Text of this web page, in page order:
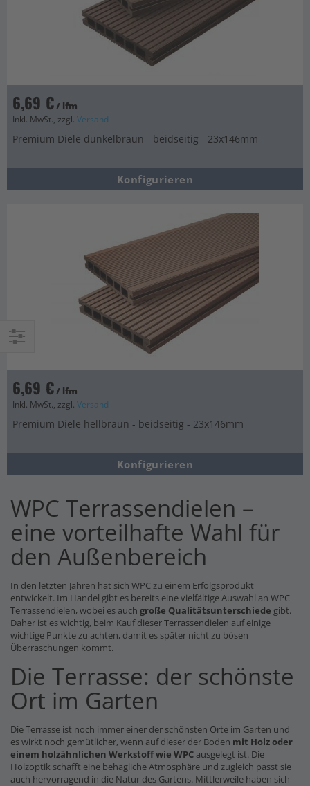
6,69 €/ lfm
Inkl. MwSt., zzgl. Versand
Premium Diele dunkelbraun - beidseitig - 23x146mm
Konfigurieren
6,69 €/ lfm
Inkl. MwSt., zzgl. Versand
Premium Diele hellbraun - beidseitig - 23x146mm
Konfigurieren
WPC Terrassendielen –
eine vorteilhafte Wahl für
den Außenbereich
In den letzten Jahren hat sich WPC zu einem Erfolgsprodukt
entwickelt. Im Handel gibt es bereits eine vielfältige Auswahl an WPC
Terrassendielen, wobei es auch große Qualitätsunterschiede gibt.
Daher ist es wichtig, beim Kauf dieser Terrassendielen auf einige
wichtige Punkte zu achten, damit es später nicht zu bösen
Überraschungen kommt.
Die Terrasse: der schönste
Ort im Garten
Die Terrasse ist noch immer einer der schönsten Orte im Garten und
es wirkt noch gemütlicher, wenn auf dieser der Boden mit Holz oder
einem holzähnlichen Werkstoff wie WPCausgelegt ist. Die
Holzoptik schafft eine behagliche Atmosphäre und zugleich passt sie
auch hervorragend in die Natur des Gartens. Mittlerweile haben sich